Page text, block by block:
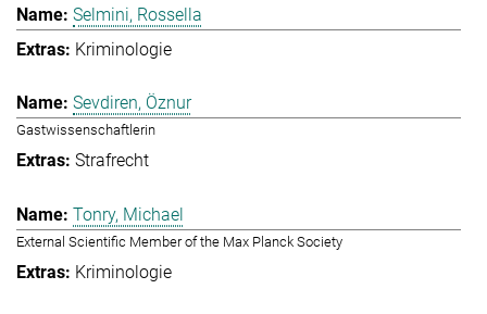
Selmini, Rossella
Kriminologie
Sevdiren, Öznur
Gastwissenschaftlerin
Strafrecht
Tonry, Michael
External Scientific Member of the Max Planck Society
Kriminologie